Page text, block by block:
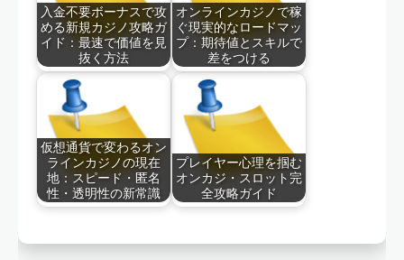
入金不要ボーナスで攻
める新規カジノ攻略ガ
イド：最速で価値を見
抜く方法
オンラインカジノで稼
ぐ現実的なロードマッ
プ：期待値とスキルで
差をつける
仮想通貨で変わるオン
ラインカジノの現在
地：スピード・匿名
性・透明性の新常識
プレイヤー心理を掴む
オンカジ・スロット完
全攻略ガイド